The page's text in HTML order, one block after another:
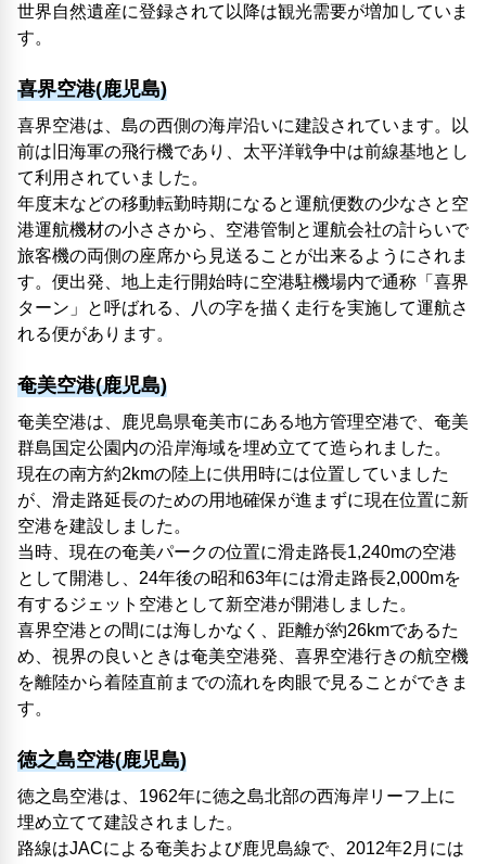
世界自然遺産に登録されて以降は観光需要が増加していま
す。
喜界空港(鹿児島)
喜界空港は、島の西側の海岸沿いに建設されています。以
前は旧海軍の飛行機であり、太平洋戦争中は前線基地とし
て利用されていました。
年度末などの移動転勤時期になると運航便数の少なさと空
港運航機材の小ささから、空港管制と運航会社の計らいで
旅客機の両側の座席から見送ることが出来るようにされま
す。便出発、地上走行開始時に空港駐機場内で通称「喜界
ターン」と呼ばれる、八の字を描く走行を実施して運航さ
れる便があります。
奄美空港(鹿児島)
奄美空港は、鹿児島県奄美市にある地方管理空港で、奄美
群島国定公園内の沿岸海域を埋め立てて造られました。
現在の南方約2kmの陸上に供用時には位置していました
が、滑走路延長のための用地確保が進まずに現在位置に新
空港を建設しました。
当時、現在の奄美パークの位置に滑走路長1,240mの空港
として開港し、24年後の昭和63年には滑走路長2,000mを
有するジェット空港として新空港が開港しました。
喜界空港との間には海しかなく、距離が約26kmであるた
め、視界の良いときは奄美空港発、喜界空港行きの航空機
を離陸から着陸直前までの流れを肉眼で見ることができま
す。
徳之島空港(鹿児島)
徳之島空港は、1962年に徳之島北部の西海岸リーフ上に
埋め立てて建設されました。
路線はJACによる奄美および鹿児島線で、2012年2月には